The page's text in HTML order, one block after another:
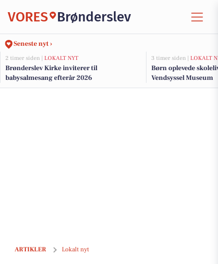
VORES Brønderslev
Seneste nyt ›
2 timer siden | LOKALT NYT
Brønderslev Kirke inviterer til
babysalmesang efterår 2026
3 timer siden | LOKALT
Børn oplevede
Vendsyssel Museum
ARTIKLER Lokalt nyt
Ny byvandring i det østlige Hjørring med Vendsyssel Historiske